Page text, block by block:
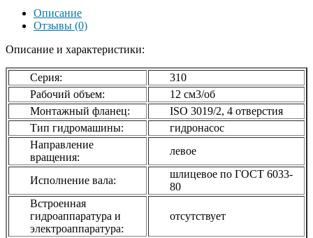
Описание
Отзывы (0)
Описание и характеристики:
Серия:
310
Рабочий объем:
12 см3/об
Монтажный фланец:
ISO 3019/2, 4 отверстия
Тип гидромашины:
гидронасос
Направление
вращения:
левое
Исполнение вала:
шлицевое по ГОСТ 6033-
80
Встроенная
гидроаппаратура и
электроаппаратура:
отсутствует